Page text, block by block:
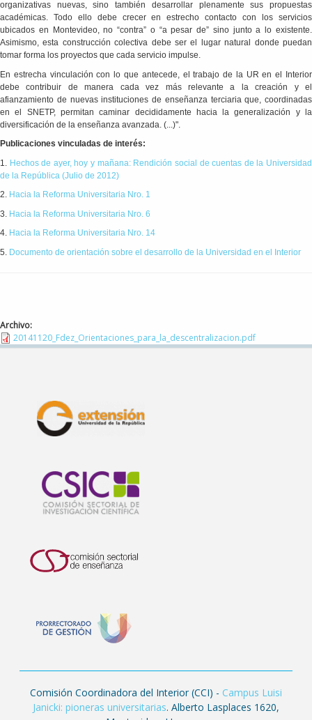
organizativas nuevas, sino también desarrollar plenamente sus propuestas
académicas. Todo ello debe crecer en estrecho contacto con los servicios
ubicados en Montevideo, no “contra” o “a pesar de” sino junto a lo existente.
Asimismo, esta construcción colectiva debe ser el lugar natural donde puedan
tomar forma los proyectos que cada servicio impulse.
En estrecha vinculación con lo que antecede, el trabajo de la UR en el Interior
debe contribuir de manera cada vez más relevante a la creación y el
afianzamiento de nuevas instituciones de enseñanza terciaria que, coordinadas
en el SNETP, permitan caminar decididamente hacia la generalización y la
diversificación de la enseñanza avanzada. (...)".
Publicaciones vinculadas de interés:
1. Hechos de ayer, hoy y mañana: Rendición social de cuentas de la Universidad
de la República (Julio de 2012)
2. Hacia la Reforma Universitaria Nro. 1
3. Hacia la Reforma Universitaria Nro. 6
4. Hacia la Reforma Universitaria Nro. 14
5. Documento de orientación sobre el desarrollo de la Universidad en el Interior
Archivo:
20141120_Fdez_Orientaciones_para_la_descentralizacion.pdf
Comisión Coordinadora del Interior (CCI) - Campus Luisi
Janicki: pioneras universitarias. Alberto Lasplaces 1620,